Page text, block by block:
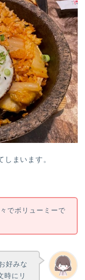
まいます。
でボリューミーで
好みな
時にリ